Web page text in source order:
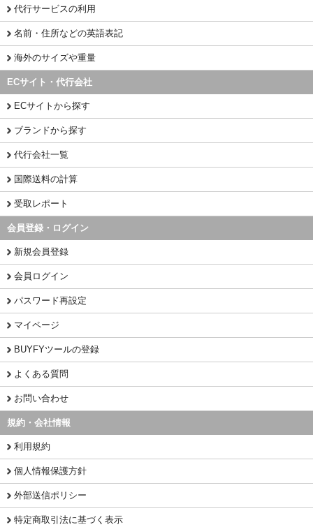
代行サービスの利用
名前・住所などの英語表記
海外のサイズや重量
ECサイト・代行会社
ECサイトから探す
ブランドから探す
代行会社一覧
国際送料の計算
受取レポート
会員登録・ログイン
新規会員登録
会員ログイン
パスワード再設定
マイページ
BUYFYツールの登録
よくある質問
お問い合わせ
規約・会社情報
利用規約
個人情報保護方針
外部送信ポリシー
特定商取引法に基づく表示